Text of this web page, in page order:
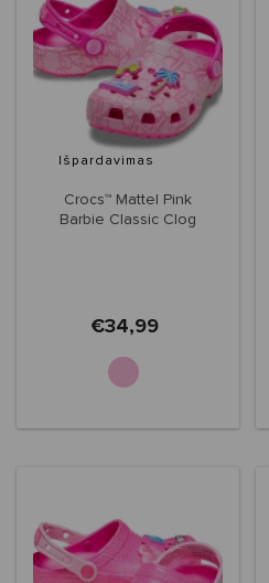
Išpardavimas
Crocs™ Mattel Pink
Barbie Classic Clog
€34,99